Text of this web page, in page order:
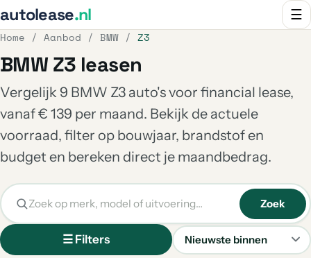
autolease.nl ☰
Home / Aanbod / BMW / Z3
BMW Z3 leasen
Vergelijk 9 BMW Z3 auto's voor financial lease,
vanaf € 139 per maand. Bekijk de actuele
voorraad, filter op bouwjaar, brandstof en
budget en bereken direct je maandbedrag.
☰ Filters
Sorteren
Zoek